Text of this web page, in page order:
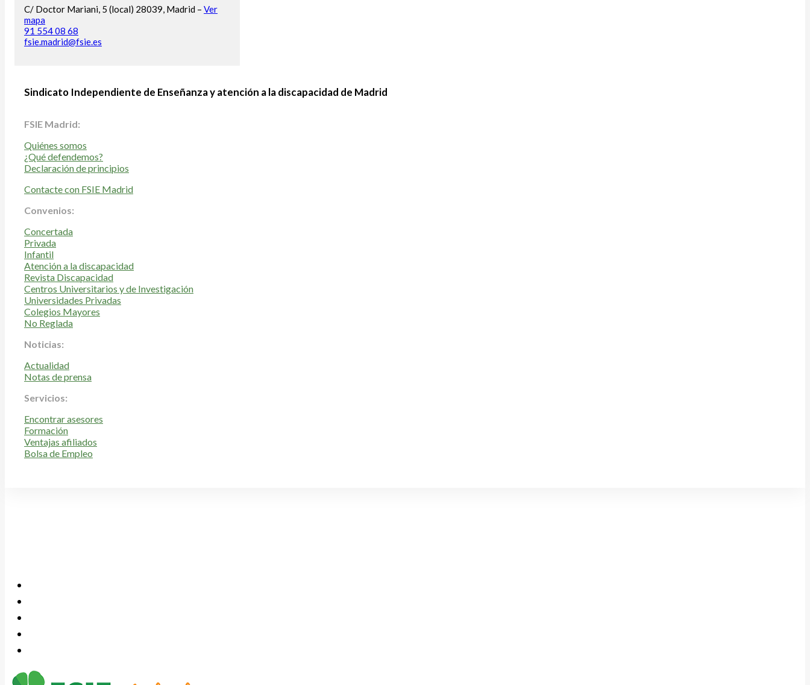
C/ Doctor Mariani, 5 (local) 28039, Madrid – Ver
mapa
91 554 08 68
fsie.madrid@fsie.es
Sindicato Independiente de Enseñanza y atención a la discapacidad de Madrid
FSIE Madrid:
Quiénes somos
¿Qué defendemos?
Declaración de principios
Contacte con FSIE Madrid
Convenios:
Concertada
Privada
Infantil
Atención a la discapacidad
Revista Discapacidad
Centros Universitarios y de Investigación
Universidades Privadas
Colegios Mayores
No Reglada
Noticias:
Actualidad
Notas de prensa
Servicios:
Encontrar asesores
Formación
Ventajas afiliados
Bolsa de Empleo